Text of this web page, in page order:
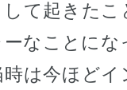
て起きたこ
なことにな
は今ほどイ